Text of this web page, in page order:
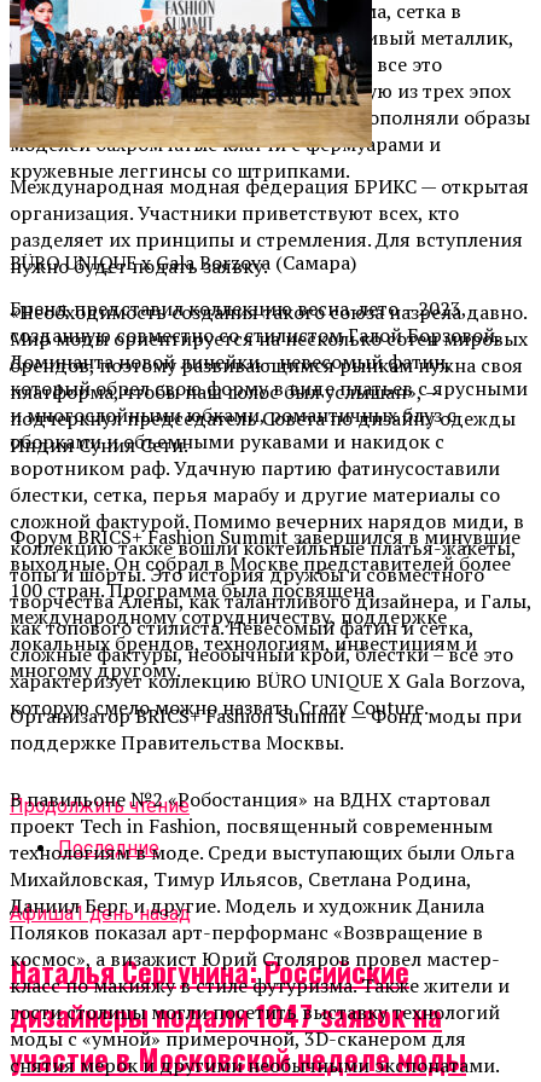
асимметричный крой, длинная бахрома, сетка в
стразах, этнические мотивы, ненавязчивый металлик,
крупные пайетки и воздушные ткани – все это
позволило дизайнерам отразить каждую из трех эпох
развития древнейшей цивилизации. Дополняли образы
моделей бахромчатые клатчи с фермуарами и
кружевные леггинсы со штрипками.
BÜRO UNIQUE x GalaBorzova (Самара)
Бренд представил коллекцию весна-лето – 2023,
созданную совместно со стилистомГалойБорзовой.
Доминанта новой линейки – невесомыйфатин,
который обрел свою форму в виде платьев с ярусными
и многослойными юбками, романтичных блуз с
оборками и объемными рукавами и накидок с
воротником раф. Удачную партию фатинусоставили
блестки, сетка, перья марабу и другие материалы со
сложной фактурой. Помимо вечерних нарядов миди, в
коллекцию также вошли коктейльные платья-жакеты,
топы и шорты. Это история дружбы и совместного
творчества Алены, как талантливого дизайнера, и Галы,
как топового стилиста. Невесомый фатини сетка,
сложные фактуры, необычный крой, блестки – все это
характеризует коллекцию BÜRO UNIQUE X GalaBorzova,
которую смело можно назвать CrazyCouture.
В павильоне №2 «Робостанция» на ВДНХ стартовал
проект Techin Fashion, посвященный современным
технологиям в моде. Среди выступающих были Ольга
Михайловская, Тимур Ильясов, Светлана Родина,
Даниил Берг и другие. Модель и художник Данила
Поляков показал арт-перформанс «Возвращение в
космос», а визажист Юрий Столяров провел мастер-
класс по макияжу в стиле футуризма. Также жители и
гости столицы могли посетить выставку технологий
моды с «умной» примерочной, 3D-сканером для
снятия мерок и другими необычными экспонатами.
Международная модная федерация БРИКС — открытая
организация. Участники приветствуют всех, кто
разделяет их принципы и стремления. Для вступления
нужно будет подать заявку.
«Необходимость создания такого союза назрела давно.
Мир моды ориентируется на несколько сотен мировых
брендов, поэтому развивающимся рынкам нужна своя
платформа, чтобы наш голос был услышан», —
подчеркнул председатель Совета по дизайну одежды
Индии Сунил Сети.
Форум BRICS+ Fashion Summit завершился в минувшие
выходные. Он собрал в Москве представителей более
100 стран. Программа была посвящена
международному сотрудничеству, поддержке
локальных брендов, технологиям, инвестициям и
многому другому.
Организатор BRICS+ Fashion Summit — Фонд моды при
поддержке Правительства Москвы.
Продолжить чтение
Последние
Афиша1 день назад
Наталья Сергунина: Российские
дизайнеры подали 1047 заявок на
участие в Московской неделе моды